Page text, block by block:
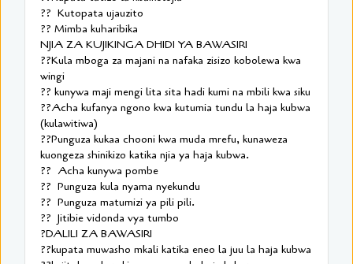
?? Kutopata ujauzito
?? Mimba kuharibika
NJIA ZA KUJIKINGA DHIDI YA BAWASIRI
??Kula mboga za majani na nafaka zisizo kobolewa kwa
wingi
?? kunywa maji mengi lita sita hadi kumi na mbili kwa siku
??Acha kufanya ngono kwa kutumia tundu la haja kubwa
(kulawitiwa)
??Punguza kukaa chooni kwa muda mrefu, kunaweza
kuongeza shinikizo katika njia ya haja kubwa.
?? Acha kunywa pombe
?? Punguza kula nyama nyekundu
?? Punguza matumizi ya pili pili.
?? Jitibie vidonda vya tumbo
?DALILI ZA BAWASIRI
??kupata muwasho mkali katika eneo la juu la haja kubwa